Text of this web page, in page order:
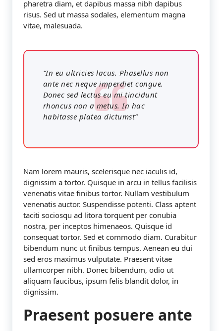
pharetra diam, et dapibus massa nibh dapibus
risus. Sed ut massa sodales, elementum magna
vitae, malesuada.
“In eu ultricies lacus. Phasellus non
ante nec neque imperdiet congue.
Donec sed lectus eu mi tincidunt
rhoncus non a metus. In hac
habitasse platea dictumst”
Nam lorem mauris, scelerisque nec iaculis id,
dignissim a tortor. Quisque in arcu in tellus facilisis
venenatis vitae finibus tortor. Nullam vestibulum
venenatis auctor. Suspendisse potenti. Class aptent
taciti sociosqu ad litora torquent per conubia
nostra, per inceptos himenaeos. Quisque id
consequat tortor. Sed et commodo diam. Curabitur
bibendum nunc ut finibus tempus. Aenean eu dui
sed eros maximus vulputate. Praesent vitae
ullamcorper nibh. Donec bibendum, odio ut
aliquam faucibus, ipsum felis blandit dolor, in
dignissim.
Praesent posuere ante